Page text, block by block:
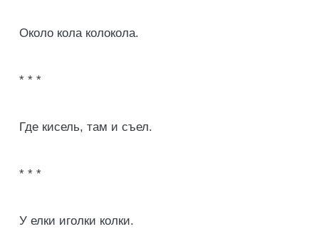
Около кола колокола.
* * *
Где кисель, там и съел.
* * *
У елки иголки колки.